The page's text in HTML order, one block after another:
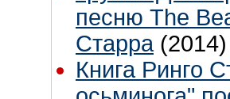
песню The
Старра (2014)
Книга Ринго